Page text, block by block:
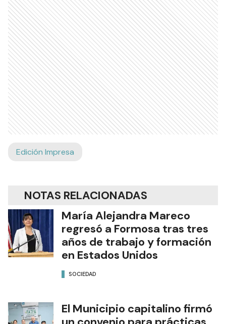
Edición Impresa
NOTAS RELACIONADAS
María Alejandra Mareco
regresó a Formosa tras tres
años de trabajo y formación
en Estados Unidos
SOCIEDAD
El Municipio capitalino firmó